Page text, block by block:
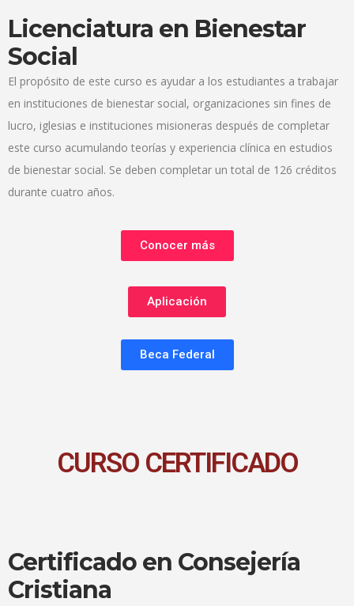
Licenciatura en Bienestar
Social
El propósito de este curso es ayudar a los estudiantes a trabajar
en instituciones de bienestar social, organizaciones sin fines de
lucro, iglesias e instituciones misioneras después de completar
este curso acumulando teorías y experiencia clínica en estudios
de bienestar social. Se deben completar un total de 126 créditos
durante cuatro años.
Conocer más
Aplicación
Beca Federal
CURSO CERTIFICADO
Certificado en Consejería
Cristiana